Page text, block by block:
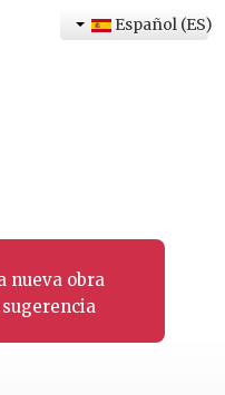
nueva obra
Español (ES)